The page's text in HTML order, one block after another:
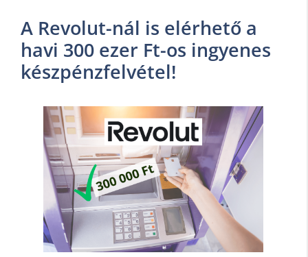
A Revolut-nál is elérhető a
havi 300 ezer Ft-os ingyenes
készpénzfelvétel!